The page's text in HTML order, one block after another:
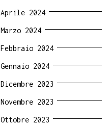
Aprile 2024
Marzo 2024
Febbraio 2024
Gennaio 2024
Dicembre 2023
Novembre 2023
Ottobre 2023